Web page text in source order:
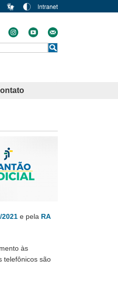
2021e pela RA
às
telefônicos são